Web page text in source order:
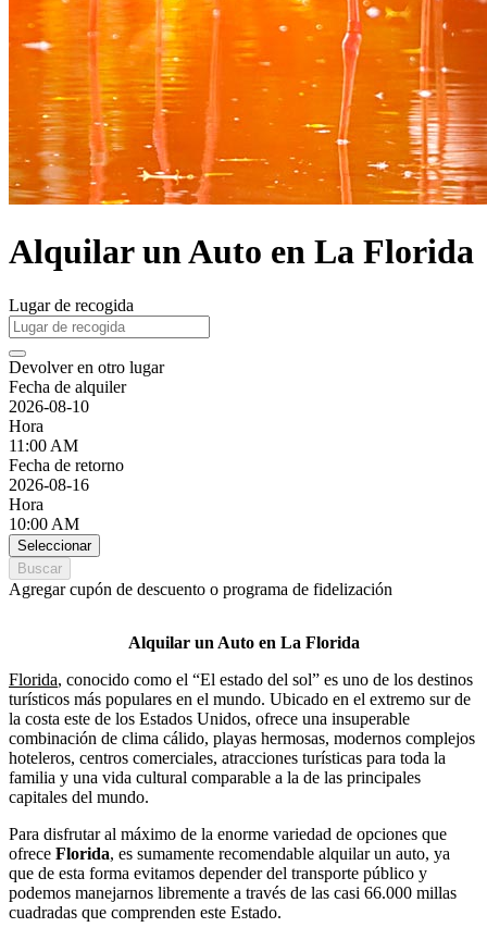
Alquilar un Auto en La Florida
Lugar de recogida
Devolver en otro lugar
Fecha de alquiler
2026-08-10
Hora
11:00 AM
Fecha de retorno
2026-08-16
Hora
10:00 AM
Seleccionar
Buscar
Agregar cupón de descuento o programa de fidelización
Alquilar un Auto en La Florida
Florida, conocido como el “El estado del sol” es uno de los destinos
turísticos más populares en el mundo. Ubicado en el extremo sur de
la costa este de los Estados Unidos, ofrece una insuperable
combinación de clima cálido, playas hermosas, modernos complejos
hoteleros, centros comerciales, atracciones turísticas para toda la
familia y una vida cultural comparable a la de las principales
capitales del mundo.
Para disfrutar al máximo de la enorme variedad de opciones que
ofrece Florida, es sumamente recomendable alquilar un auto, ya
que de esta forma evitamos depender del transporte público y
podemos manejarnos libremente a través de las casi 66.000 millas
cuadradas que comprenden este Estado.